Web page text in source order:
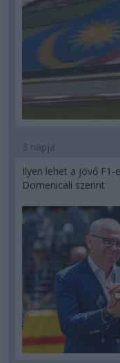
3 napja
Ilyen lehet a jövő F1-
Domenicali szerint